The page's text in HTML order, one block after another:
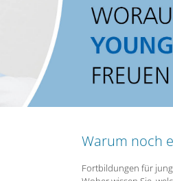
Warum noch
Fortbildungen für